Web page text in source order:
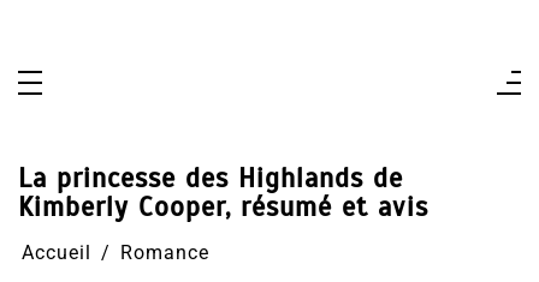
La princesse des Highlands de
Kimberly Cooper, résumé et avis
Accueil Romance